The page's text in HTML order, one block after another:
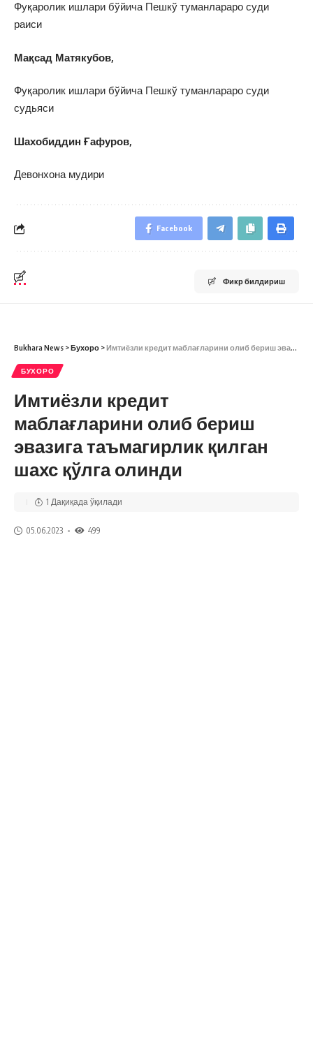
Фуқаролик ишлари бўйича Пешкў туманлараро суди
раиси
Мақсад Матякубов,
Фуқаролик ишлари бўйича Пешкў туманлараро суди
судьяси
Шахобиддин Ғафуров,
Девонхона мудири
Facebook
Фикр билдириш
Bukhara News >Бухоро >Имтиёзли кредит маблағларини олиб бериш эвазига таъмагирлик қилган шахс қўлга олинди
БУХОРО
Имтиёзли кредит
маблағларини олиб бериш
эвазига таъмагирлик қилган
шахс қўлга олинди
05.06.2023 499
1 Дақиқада ўқилади